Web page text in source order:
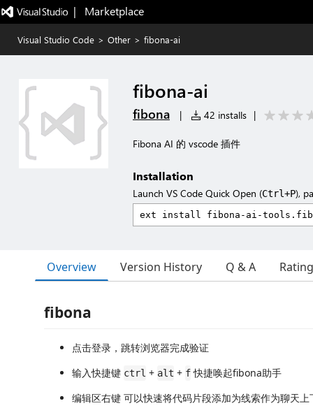
|   Marketplace
Visual Studio Code > Other > fibona-ai
fibona-ai
fibona | 42 installs |
Fibona AI 的 vscode 插件
Installation
Launch VS Code Quick Open (Ctrl+P),
Overview Version History Q & A
fibona
点击登录，跳转浏览器完成验证
输入快捷键 ctrl + alt + f快捷唤起fibona助手
编辑区右键 可以快速将代码片段添加为线索作为聊天上